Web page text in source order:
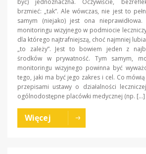
być) jednoznaczna. Oczywiście,
brzmieć: „tak”. Ale wówczas, nie jest to
samym (niejako) jest ona nieprawidłowa.
monitoringu wizyjnego w podmiocie
dla którego najtrafniejszą, choć najmniej
„to zależy”. Jest to bowiem jeden z
środków w prywatność. Tym samym,
monitoringu wizyjnego powinna być
tego, jaki ma być jego zakres i cel. Co
przepisami ustawy o działalności
ogólnodostępne placówki medycznej (np. […]
Więcej